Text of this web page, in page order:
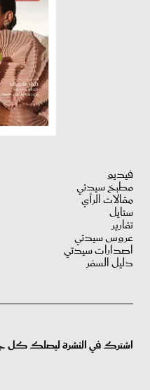
فيديو
مطبخ سيدتي
مقالات الرأي
ستايل
تقارير
عروس سيدتي
اصدارات سيدتي
دليل السفر
اشترك في النشرة ليصلك